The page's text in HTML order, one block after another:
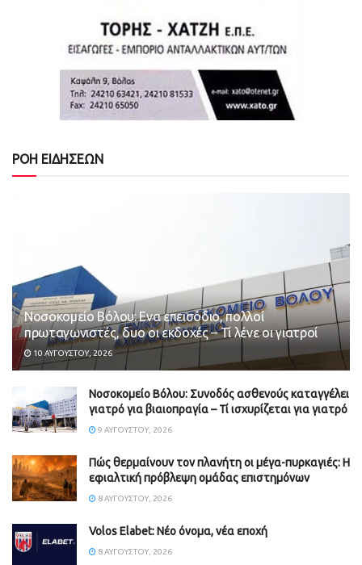
ΡΟΗ ΕΙΔΗΣΕΩΝ
Νοσοκομείο Βόλου: Ενα επεισόδιο, πολλοί
πρωταγωνιστές, δυο οι εκδοχές – Τί λένε οι γιατροί
10 ΑΥΓΟΎΣΤΟΥ, 2026
Νοσοκομείο Βόλου: Συνοδός ασθενούς καταγγέλει
γιατρό για βιαιοπραγία – Τί ισχυρίζεται για γιατρό
9 ΑΥΓΟΎΣΤΟΥ, 2026
Πώς θερμαίνουν τον πλανήτη οι μέγα-πυρκαγιές: Η
εφιαλτική πρόβλεψη ομάδας επιστημόνων
8 ΑΥΓΟΎΣΤΟΥ, 2026
Volos Elabet: Νέο όνομα, νέα εποχή
8 ΑΥΓΟΎΣΤΟΥ, 2026